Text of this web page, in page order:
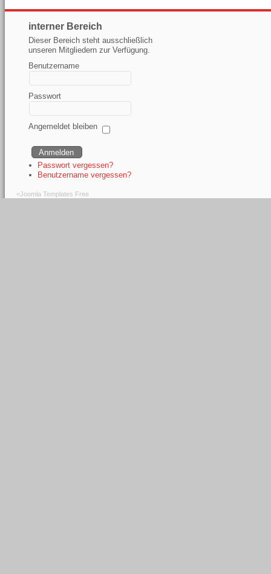
interner Bereich
Dieser Bereich steht ausschließlich
unseren Mitgliedern zur Verfügung.
Benutzername
Passwort
Angemeldet bleiben
Passwort vergessen?
Benutzername vergessen?
<Joomla Templates Free